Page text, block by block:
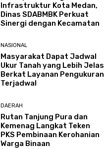
Infrastruktur Kota Medan,
Dinas SDABMBK Perkuat
Sinergi dengan Kecamatan
NASIONAL
Masyarakat Dapat Jadwal
Ukur Tanah yang Lebih Jelas
Berkat Layanan Pengukuran
Terjadwal
DAERAH
Rutan Tanjung Pura dan
Kemenag Langkat Teken
PKS Pembinaan Kerohanian
Warga Binaan